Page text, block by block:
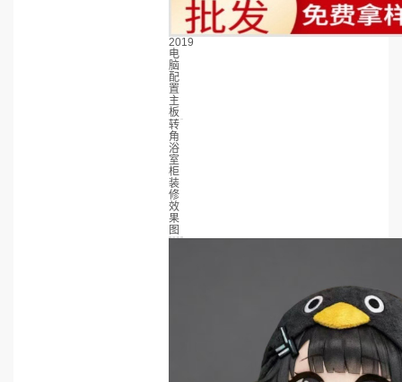
2019
电
脑
配
置
主
板
转
角
浴
室
柜
装
修
效
果
图